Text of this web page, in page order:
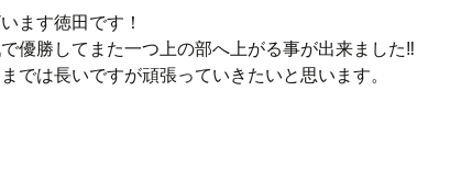
ます徳田です！
優勝してまた一つ上の部へ上がる事が出来ました‼︎
では長いですが頑張っていきたいと思います。